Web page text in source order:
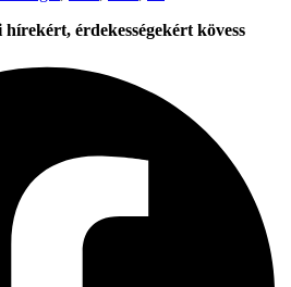
érdekességekért kövess